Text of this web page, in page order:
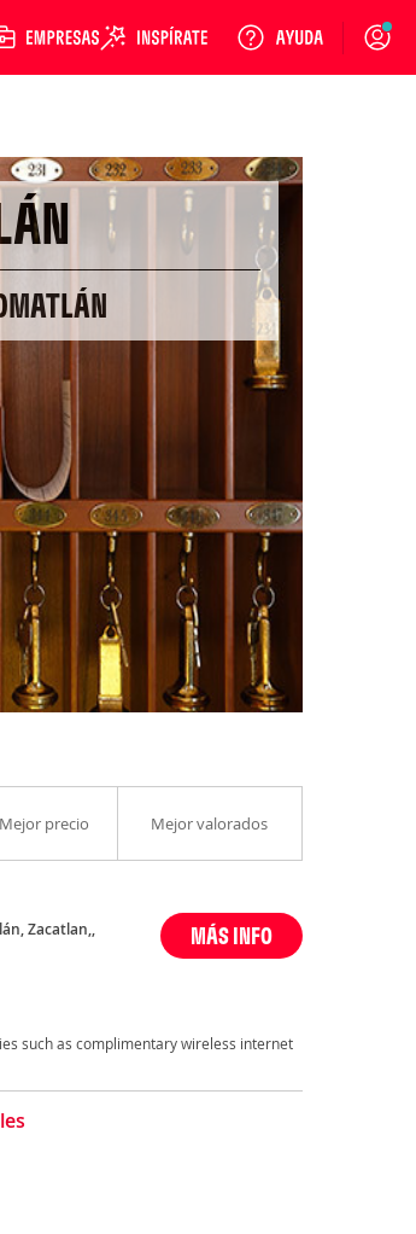
Login
Mejor precio Mejor valorados
Zacatlan,, MÁS INFO
such as complimentary wireless internet